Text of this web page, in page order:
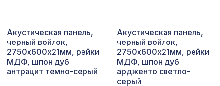
Перфорированная панель КВАДРО 11-
45, 1200х600мм, ХДФ, клён
1131 ₽
Перфорированная панель КВАДРО
Акустическая панель,
черный войлок,
2750х600х21мм, рейки
МДФ, шпон дуб
антрацит темно-серый
Акустическая панель,
черный войлок,
2750х600х21мм, рейки
МДФ, шпон дуб
ардженто светло-
серый